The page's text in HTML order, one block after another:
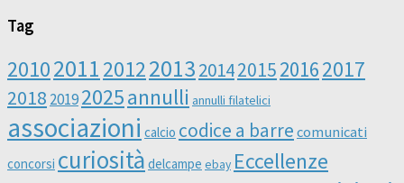
Tag
20102011201220132014201520162017
2018 20192025annulli annulli filatelici
associazioni calcio codice a barre comunicati
concorsi curiosità delcampe ebay Eccellenze